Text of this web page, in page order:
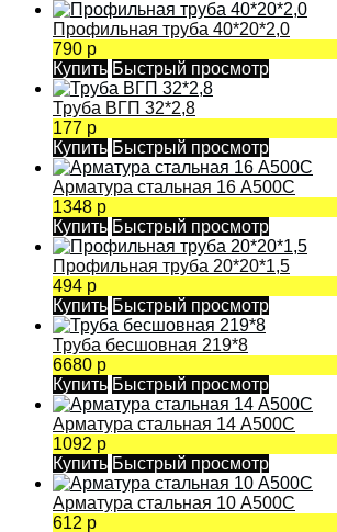
Профильная труба 40*20*2,0
790 р
Купить Быстрый просмотр
Труба ВГП 32*2,8
177 р
Купить Быстрый просмотр
Арматура стальная 16 А500С
1348 р
Купить Быстрый просмотр
Профильная труба 20*20*1,5
494 р
Купить Быстрый просмотр
Труба бесшовная 219*8
6680 р
Купить Быстрый просмотр
Арматура стальная 14 А500С
1092 р
Купить Быстрый просмотр
Арматура стальная 10 А500С
612 р